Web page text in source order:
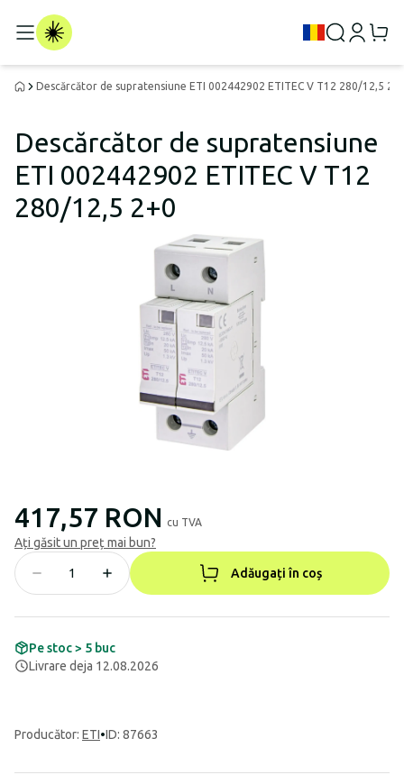
Descărcător de supratensiune ETI 002442902 ETITEC V T12 280/12,5
Descărcător de supratensiune
ETI 002442902 ETITEC V T12
280/12,5 2+0
417,57 RON cu TVA
Ați găsit un preț mai bun?
Adăugați în coș
Pe stoc > 5 buc
Livrare deja 12.08.2026
Producător: ETI•ID: 87663